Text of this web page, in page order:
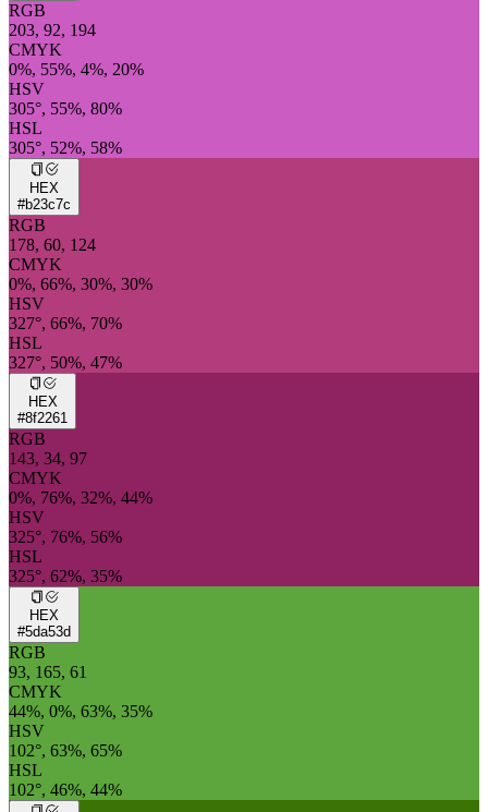
RGB
203, 92, 194
CMYK
0%, 55%, 4%, 20%
HSV
305°, 55%, 80%
HSL
305°, 52%, 58%
HEX
#b23c7c
RGB
178, 60, 124
CMYK
0%, 66%, 30%, 30%
HSV
327°, 66%, 70%
HSL
327°, 50%, 47%
HEX
#8f2261
RGB
143, 34, 97
CMYK
0%, 76%, 32%, 44%
HSV
325°, 76%, 56%
HSL
325°, 62%, 35%
HEX
#5da53d
RGB
93, 165, 61
CMYK
44%, 0%, 63%, 35%
HSV
102°, 63%, 65%
HSL
102°, 46%, 44%